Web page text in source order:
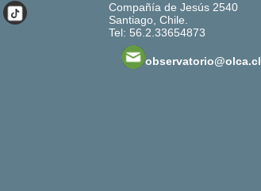
Compañía de Jesús 2540
Santiago, Chile.
Tel: 56.2.33654873
observatorio@olca.cl